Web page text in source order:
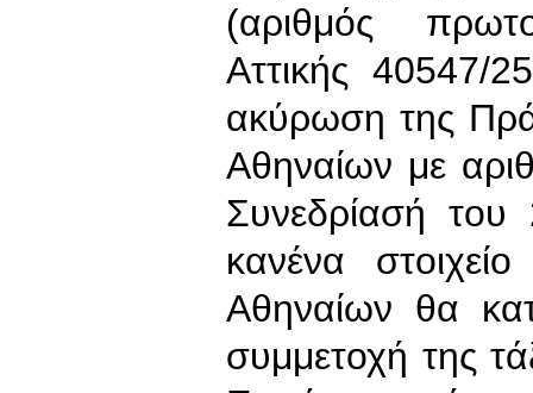
(αριθμός
Αττικής 40547/
ακύρωση της
Αθηναίων με
Συνεδρίασή
κανένα
Αθηναίων θα
συμμετοχή της